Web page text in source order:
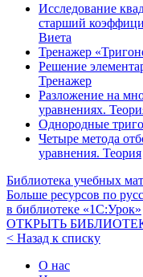
Исследование
старший
Виета
Тренажер
Решение
Тренажер
Разложение на
уравнениях.
Однородные
Четыре метода
уравнения. Теория
Библиотека учебных
Больше ресурсов по
в библиотеке «1С:Урок»
ОТКРЫТЬ
< Назад к списку
О нас